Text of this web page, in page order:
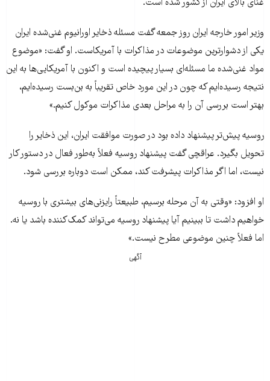
غنای بالای ایران از کشور شده است.
وزیر امور خارجه ایران روز جمعه گفت مسئله ذخایر اورانیوم غنی‌شده ایران
یکی از دشوارترین موضوعات در مذاکرات با آمریکاست. او گفت: «موضوع
مواد غنی‌شده ما مسئله‌ای بسیار پیچیده است و اکنون با آمریکایی‌ها به این
نتیجه رسیده‌ایم که چون در این مورد خاص تقریباً به بن‌بست رسیده‌ایم،
بهتر است بررسی آن را به مراحل بعدی مذاکرات موکول کنیم.»
روسیه پیش‌تر پیشنهاد داده بود در صورت موافقت ایران، این ذخایر را
تحویل بگیرد. عراقچی گفت پیشنهاد روسیه فعلاً به‌طور فعال در دستور کار
نیست، اما اگر مذاکرات پیشرفت کند، ممکن است دوباره بررسی شود.
او افزود: «وقتی به آن مرحله برسیم، طبیعتاً رایزنی‌های بیشتری با روسیه
خواهیم داشت تا ببینیم آیا پیشنهاد روسیه می‌تواند کمک‌کننده باشد یا نه.
اما فعلاً چنین موضوعی مطرح نیست.»
آگهی